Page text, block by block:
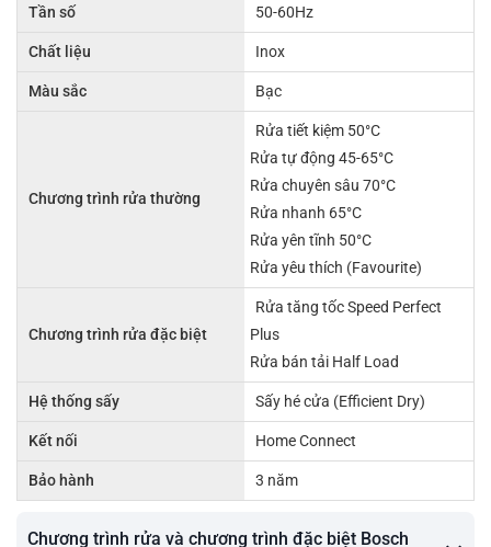
Tần số 50-60Hz
Chất liệu Inox
Màu sắc Bạc
Chương trình rửa thường
Rửa tiết kiệm 50°C
Rửa tự động 45-65°C
Rửa chuyên sâu 70°C
Rửa nhanh 65°C
Rửa yên tĩnh 50°C
Rửa yêu thích (Favourite)
Chương trình rửa đặc biệt
Rửa tăng tốc Speed Perfect
Plus
Rửa bán tải Half Load
Hệ thống sấy Sấy hé cửa (Efficient Dry)
Kết nối Home Connect
Bảo hành 3 năm
Chương trình rửa và chương trình đặc biệt Bosch